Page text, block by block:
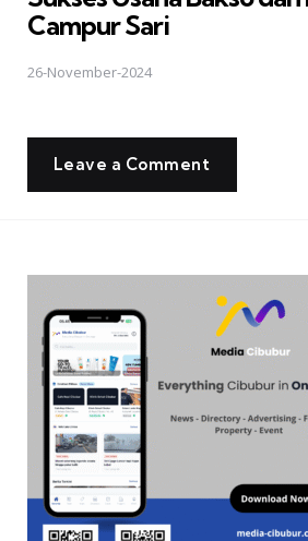
Campur Sari
26-November-2024
Leave a Comment